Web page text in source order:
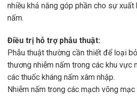
nhiều khả năng góp phần cho sự xuất
nấm.
Điều trị hỗ trợ phẫu thuật:
Phẫu thuật thường cần thiết để loại
thương nhiễm nấm trong các khu vực
các thuốc kháng nấm xâm nhập.
Nhiễm nấm trong các mạch võng